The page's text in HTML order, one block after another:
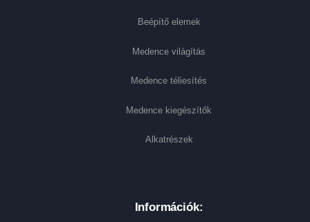
Beépítő elemek
Medence világítás
Medence téliesítés
Medence kiegészítők
Alkatrészek
Információk: